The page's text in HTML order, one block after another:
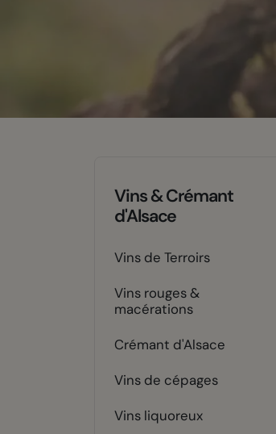
Vins & Crémant
d'Alsace
Vins de Terroirs
Vins rouges &
macérations
Crémant d'Alsace
Vins de cépages
Vins liquoreux